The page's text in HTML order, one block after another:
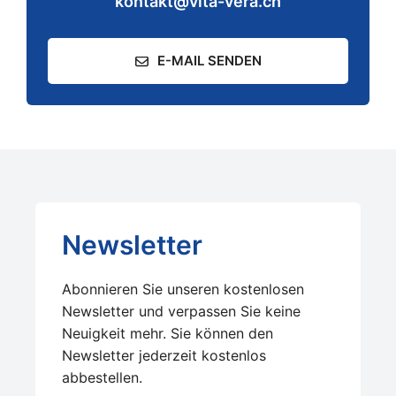
E-MAIL SENDEN
Newsletter
Abonnieren Sie unseren kostenlosen
Newsletter und verpassen Sie keine
Neuigkeit mehr. Sie können den
Newsletter jederzeit kostenlos
abbestellen.